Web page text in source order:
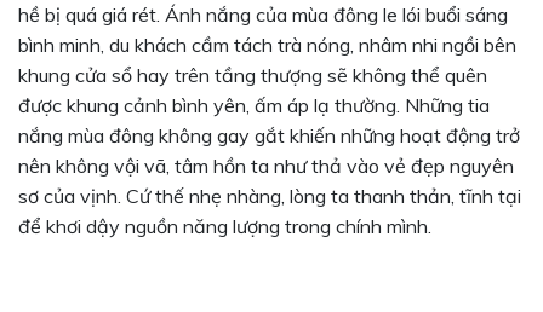
hề bị quá giá rét. Ánh nắng của mùa đông le lói buổi sáng
bình minh, du khách cầm tách trà nóng, nhâm nhi ngồi bên
khung cửa sổ hay trên tầng thượng sẽ không thể quên
được khung cảnh bình yên, ấm áp lạ thường. Những tia
nắng mùa đông không gay gắt khiến những hoạt động trở
nên không vội vã, tâm hồn ta như thả vào vẻ đẹp nguyên
sơ của vịnh. Cứ thế nhẹ nhàng, lòng ta thanh thản, tĩnh tại
để khơi dậy nguồn năng lượng trong chính mình.